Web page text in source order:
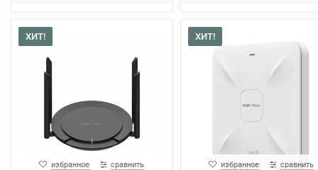
ХИТ!
избранное сравнить
ХИТ!
избранное сравнить